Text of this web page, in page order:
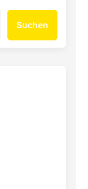
Suchen